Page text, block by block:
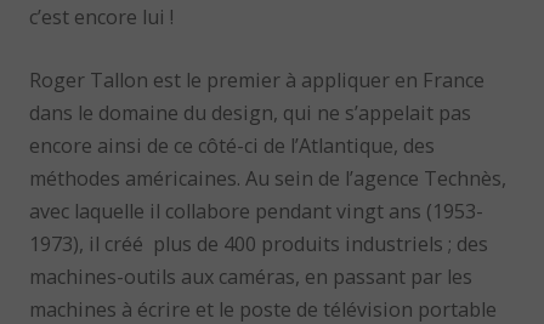
c’est encore lui !
Roger Tallon est le premier à appliquer en France
dans le domaine du design, qui ne s’appelait pas
encore ainsi de ce côté-ci de l’Atlantique, des
méthodes américaines. Au sein de l’agence Technès,
avec laquelle il collabore pendant vingt ans (1953-
1973), il créé plus de 400 produits industriels ; des
machines-outils aux caméras, en passant par les
machines à écrire et le poste de télévision portable